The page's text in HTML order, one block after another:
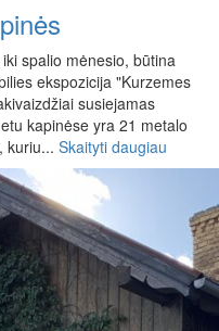
spalio mėnesio, būtina
ekspozicija "Kurzemes
susiejamas
kapinėse yra 21 metalo
kuriu... Skaityti daugiau